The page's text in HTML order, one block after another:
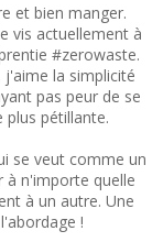
et bien manger.
vis actuellement à
#zerowaste.
j'aime la simplicité
pas peur de se
pétillante.
se veut comme un
à n'importe quelle
à un autre. Une
!